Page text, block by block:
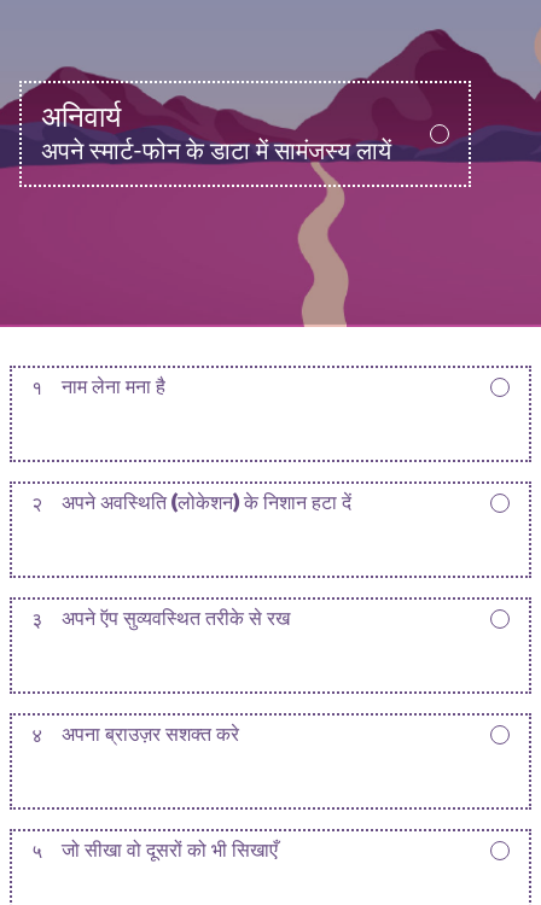
अनिवार्य
अपने स्मार्ट-फोन के डाटा में सामंजस्य लायें
१ नाम लेना मना है
२ अपने अवस्थिति (लोकेशन) के निशान हटा दें
३ अपने ऍप सुव्यवस्थित तरीके से रख
४ अपना ब्राउज़र सशक्त करे
५ जो सीखा वो दूसरों को भी सिखाएँ